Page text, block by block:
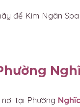
để Kim Ngân
tại Phường